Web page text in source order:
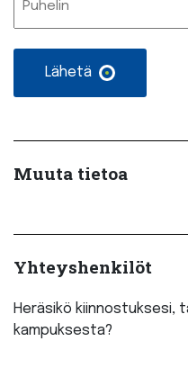
Muuta tietoa
Yhteyshenkilöt
Heräsikö kiinnostuksesi,
kampuksesta?